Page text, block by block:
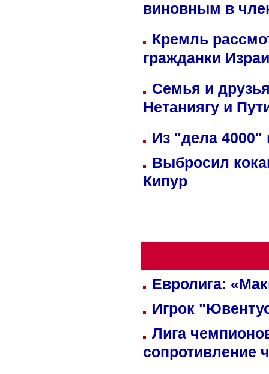
виновным в
Кремль
гражданки
Семья и
Нетаниягу и
Из "дела 4000"
Выбросил
Кипур
Евролига:
Игрок
Лига
сопротивление